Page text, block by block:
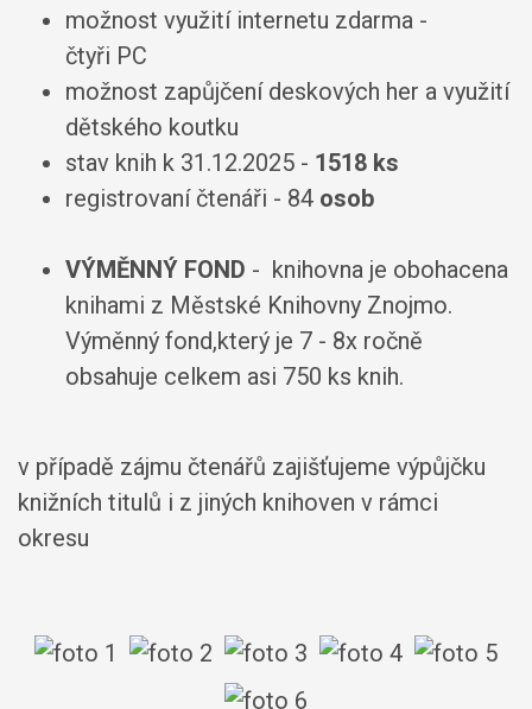
možnost využití internetu zdarma -
čtyři PC
možnost zapůjčení deskových her a využití
dětského koutku
stav knih k 31.12.2025 - 1518 ks
registrovaní čtenáři - 84 osob
VÝMĚNNÝ FOND - knihovna je obohacena
knihami z Městské Knihovny Znojmo.
Výměnný fond,který je 7 - 8x ročně
obsahuje celkem asi 750 ks knih.
v případě zájmu čtenářů zajišťujeme výpůjčku
knižních titulů i z jiných knihoven v rámci
okresu